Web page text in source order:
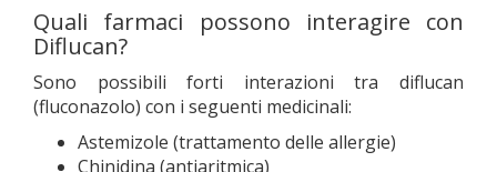
Quali farmaci possono interagire con
Diflucan?
Sono possibili forti interazioni tra diflucan
(fluconazolo) con i seguenti medicinali:
Astemizole (trattamento delle allergie)
Chinidina (antiaritmica)